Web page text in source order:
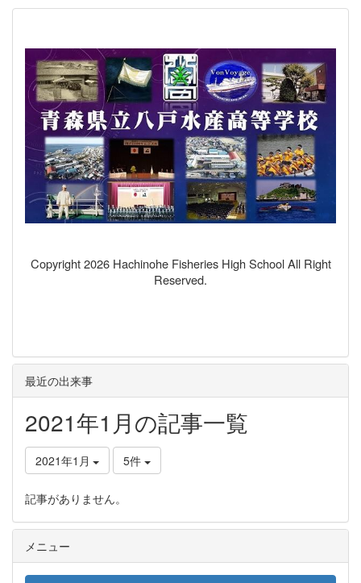
Copyright 2026 Hachinohe Fisheries High School All Right
Reserved.
最近の出来事
2021年1月の記事一覧
2021年1月 5件
記事がありません。
メニュー